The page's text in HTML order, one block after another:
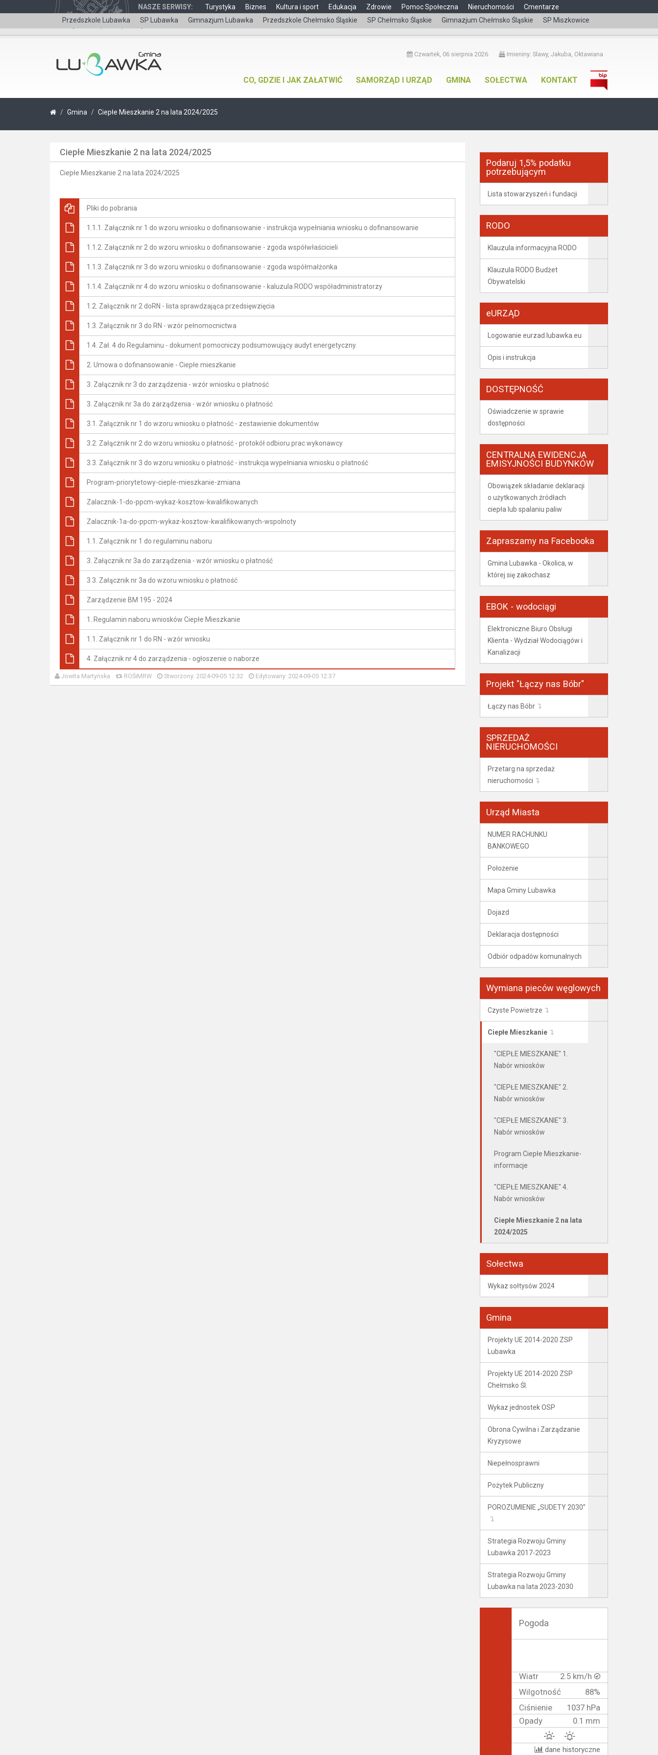
NASZE SERWISY: Turystyka Biznes Kultura i sport
Edukacja
Przedszkole Lubawka
SP Lubawka Gimnazjum Lubawka Przedszkole Chełmsko Śląskie SP Chełmsko Śląskie Gimnazjum Chełmsko Śląskie SP Miszkowice
Zdrowie Pomoc Społeczna Nieruchomości Cmentarze
Wersja dla niepełnosprawnych čeština
Czwartek, 06 sierpnia 2026 Imieniny: Slawy, Jakuba, Oktawiana
CO, GDZIE I JAK ZAŁATWIĆ SAMORZĄD I URZĄD GMINA SOŁECTWA KONTAKT
Gmina Ciepłe Mieszkanie 2 na lata 2024/2025
Ciepłe Mieszkanie 2 na lata 2024/2025
Ciepłe Mieszkanie 2 na lata 2024/2025
Pliki do pobrania
1.1.1. Załącznik nr 1 do wzoru wniosku o dofinansowanie - instrukcja wypełniania wniosku o dofinansowanie
1.1.2. Załącznik nr 2 do wzoru wniosku o dofinansowanie - zgoda współwłaścicieli
1.1.3. Załącznik nr 3 do wzoru wniosku o dofinansowanie - zgoda współmałżonka
1.1.4. Załącznik nr 4 do wzoru wniosku o dofinansowanie - kaluzula RODO współadministratorzy
1.2. Załącznik nr 2 doRN - lista sprawdzająca przedsięwzięcia
1.3. Załącznik nr 3 do RN - wzór pełnomocnictwa
1.4. Zał. 4 do Regulaminu - dokument pomocniczy podsumowujący audyt energetyczny.
2. Umowa o dofinansowanie - Ciepłe mieszkanie
3. Załącznik nr 3 do zarządzenia - wzór wniosku o płatność
3. Załącznik nr 3a do zarządzenia - wzór wniosku o płatność
3.1. Załącznik nr 1 do wzoru wniosku o płatność - zestawienie dokumentów
3.2. Załącznik nr 2 do wzoru wniosku o płatność - protokół odbioru prac wykonawcy
3.3. Załącznik nr 3 do wzoru wniosku o płatność - instrukcja wypełniania wniosku o płatność
Program-priorytetowy-cieple-mieszkanie-zmiana
Zalacznik-1-do-ppcm-wykaz-kosztow-kwalifikowanych
Zalacznik-1a-do-ppcm-wykaz-kosztow-kwalifikowanych-wspolnoty
1.1. Załącznik nr 1 do regulaminu naboru
3. Załącznik nr 3a do zarządzenia - wzór wniosku o płatność
3.3. Załącznik nr 3a do wzoru wniosku o płatność
Zarządzenie BM 195 - 2024
1. Regulamin naboru wniosków Ciepłe Mieszkanie
1.1. Załącznik nr 1 do RN - wzór wniosku
4. Załącznik nr 4 do zarządzenia - ogłoszenie o naborze
Jowita Martyńska ROŚiMRW Stworzony: 2024-09-05 12:32 Edytowany: 2024-09-05 12:37
Podaruj 1,5% podatku
potrzebującym
Lista stowarzyszeń i fundacji
RODO
Klauzula informacyjna RODO
Klauzula RODO Budżet
Obywatelski
eURZĄD
Logowanie eurzad.lubawka.eu
Opis i instrukcja
DOSTĘPNOŚĆ
Oświadczenie w sprawie
dostępności
CENTRALNA EWIDENCJA
EMISYJNOŚCI BUDYNKÓW
Obowiązek składanie deklaracji
o użytkowanych źródłach
ciepła lub spalaniu paliw
Zapraszamy na Facebooka
Gmina Lubawka - Okolica, w
której się zakochasz
EBOK - wodociągi
Elektroniczne Biuro Obsługi
Klienta - Wydział Wodociągów i
Kanalizacji
Projekt "Łączy nas Bóbr"
Łączy nas Bóbr
SPRZEDAŻ
NIERUCHOMOŚCI
Przetarg na sprzedaż
nieruchomości
Urząd Miasta
NUMER RACHUNKU
BANKOWEGO
Położenie
Mapa Gminy Lubawka
Dojazd
Deklaracja dostępności
Odbiór odpadów komunalnych
Wymiana pieców węglowych
Czyste Powietrze
Ciepłe Mieszkanie
"CIEPŁE MIESZKANIE" 1.
Nabór wniosków
"CIEPŁE MIESZKANIE" 2.
Nabór wniosków
"CIEPŁE MIESZKANIE" 3.
Nabór wniosków
Program Ciepłe Mieszkanie-
informacje
"CIEPŁE MIESZKANIE" 4.
Nabór wniosków
Ciepłe Mieszkanie 2 na lata
2024/2025
Sołectwa
Wykaz sołtysów 2024
Gmina
Projekty UE 2014-2020 ZSP
Lubawka
Projekty UE 2014-2020 ZSP
Chełmsko Śl.
Wykaz jednostek OSP
Obrona Cywilna i Zarządzanie
Kryzysowe
Niepełnosprawni
Pożytek Publiczny
POROZUMIENIE „SUDETY 2030”
Strategia Rozwoju Gminy
Lubawka 2017-2023
Strategia Rozwoju Gminy
Lubawka na lata 2023-2030
Pogoda
Wiatr
2.5 km/h
Wilgotność
88%
Ciśnienie
1037 hPa
Opady
0.1 mm
dane historyczne